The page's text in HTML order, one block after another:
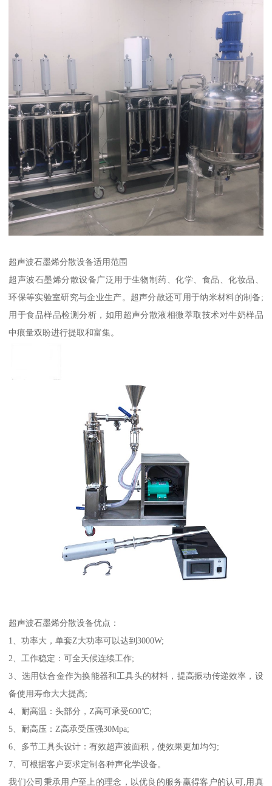
超声波石墨烯分散设备适用范围
超声波石墨烯分散设备广泛用于生物制药、化学、食品、化妆品、
环保等实验室研究与企业生产。超声分散还可用于纳米材料的制备;
用于食品样品检测分析，如用超声分散液相微萃取技术对牛奶样品
中痕量双盼进行提取和富集。
超声波石墨烯分散设备优点：
1、功率大，单套Z大功率可以达到3000W;
2、工作稳定：可全天候连续工作;
3、选用钛合金作为换能器和工具头的材料，提高振动传递效率，设
备使用寿命大大提高;
4、耐高温：头部分，Z高可承受600℃;
5、耐高压：Z高承受压强30Mpa;
6、多节工具头设计：有效超声波面积，使效果更加均匀;
7、可根据客户要求定制各种声化学设备。
我们公司秉承用户至上的理念，以优良的服务赢得客户的认可,用真